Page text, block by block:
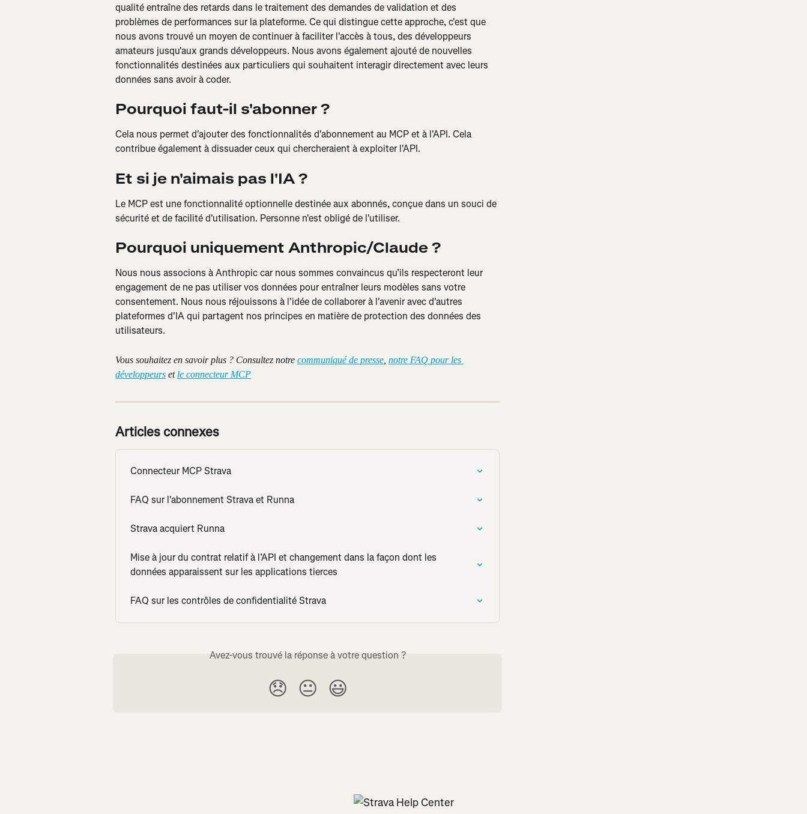
qualité entraîne des retards dans le traitement des demandes de validation et des
problèmes de performances sur la plateforme. Ce qui distingue cette approche, c'est que
nous avons trouvé un moyen de continuer à faciliter l'accès à tous, des développeurs
amateurs jusqu'aux grands développeurs. Nous avons également ajouté de nouvelles
fonctionnalités destinées aux particuliers qui souhaitent interagir directement avec leurs
données sans avoir à coder.
Pourquoi faut-il s'abonner ?
Cela nous permet d'ajouter des fonctionnalités d'abonnement au MCP et à l'API. Cela
contribue également à dissuader ceux qui chercheraient à exploiter l'API.
Et si je n'aimais pas l'IA ?
Le MCP est une fonctionnalité optionnelle destinée aux abonnés, conçue dans un souci de
sécurité et de facilité d'utilisation. Personne n'est obligé de l'utiliser.
Pourquoi uniquement Anthropic/Claude ?
Nous nous associons à Anthropic car nous sommes convaincus qu’ils respecteront leur
engagement de ne pas utiliser vos données pour entraîner leurs modèles sans votre
consentement. Nous nous réjouissons à l'idée de collaborer à l'avenir avec d'autres
plateformes d'IA qui partagent nos principes en matière de protection des données des
utilisateurs.
Vous souhaitez en savoir plus ? Consultez notre communiqué de presse notre FAQ pour les
développeurs et le connecteur MCP
Articles connexes
Connecteur MCP Strava
FAQ sur l'abonnement Strava et Runna
Strava acquiert Runna
Mise à jour du contrat relatif à l’API et changement dans la façon dont les
données apparaissent sur les applications tierces
FAQ sur les contrôles de confidentialité Strava
Avez-vous trouvé la réponse à votre question ?
😞 😐 😃